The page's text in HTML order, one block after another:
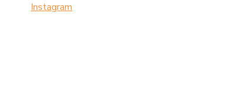
Instagram